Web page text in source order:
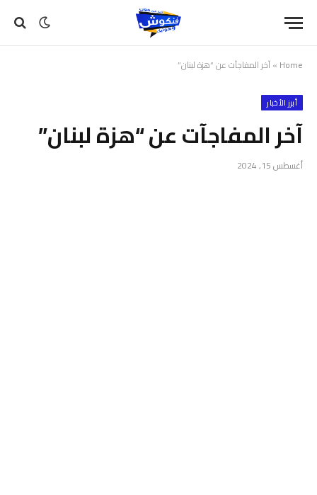
Home
»آخر المفاجآت عن “هزة لبنان”
أبرز الأخبار
آخر المفاجآت عن “هزة لبنان”
أغسطس 15, 2024